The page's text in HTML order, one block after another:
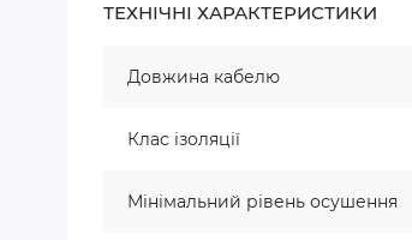
ТЕХНІЧНІ ХАРАКТЕРИСТИКИ
Довжина кабелю
Клас ізоляції
Мінімальний рівень осушення